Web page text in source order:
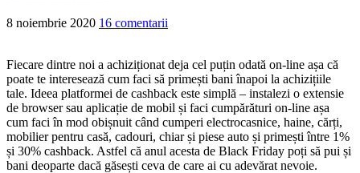
8 noiembrie 2020 16 comentarii
Fiecare dintre noi a achiziționat deja cel puțin odată on-line așa că
poate te interesează cum faci să primești bani înapoi la achizițiile
tale. Ideea platformei de cashback este simplă – instalezi o extensie
de browser sau aplicație de mobil și faci cumpărături on-line așa
cum faci în mod obișnuit când cumperi electrocasnice, haine, cărți,
mobilier pentru casă, cadouri, chiar și piese auto și primești între 1%
și 30% cashback. Astfel că anul acesta de Black Friday poți să pui și
bani deoparte dacă găsești ceva de care ai cu adevărat nevoie.